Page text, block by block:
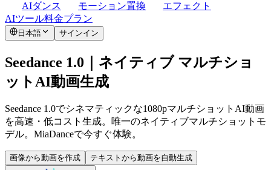
AIダンス
モーション置換
エフェクト
AIツール料金プラン
日本語 サインイン
Seedance 1.0｜ネイティブ マルチショ
ットAI動画生成
Seedance 1.0でシネマティックな1080pマルチショットAI動画
を高速・低コスト生成。唯一のネイティブマルチショットモ
デル。MiaDanceで今すぐ体験。
画像から動画を作成 テキストから動画を自動生成